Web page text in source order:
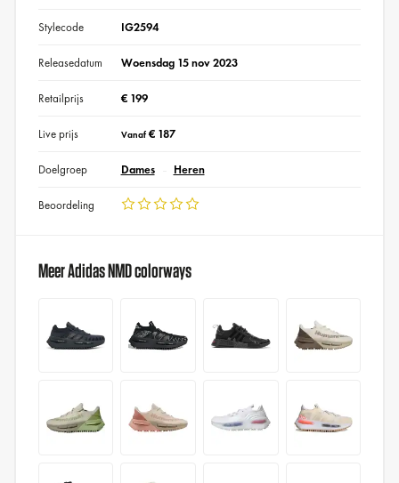
Stylecode IG2594
Releasedatum Woensdag 15 nov 2023
Retailprijs € 199
Live prijs Vanaf€ 187
Doelgroep Dames Heren
Beoordeling
Meer Adidas NMD colorways